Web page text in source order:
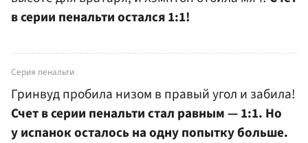
в серии пенальти остался 1:1!
Серия пенальти
Гринвуд пробила низом в правый угол и забила!
Счет в серии пенальти стал равным — 1:1. Но
у испанок осталось на одну попытку больше.